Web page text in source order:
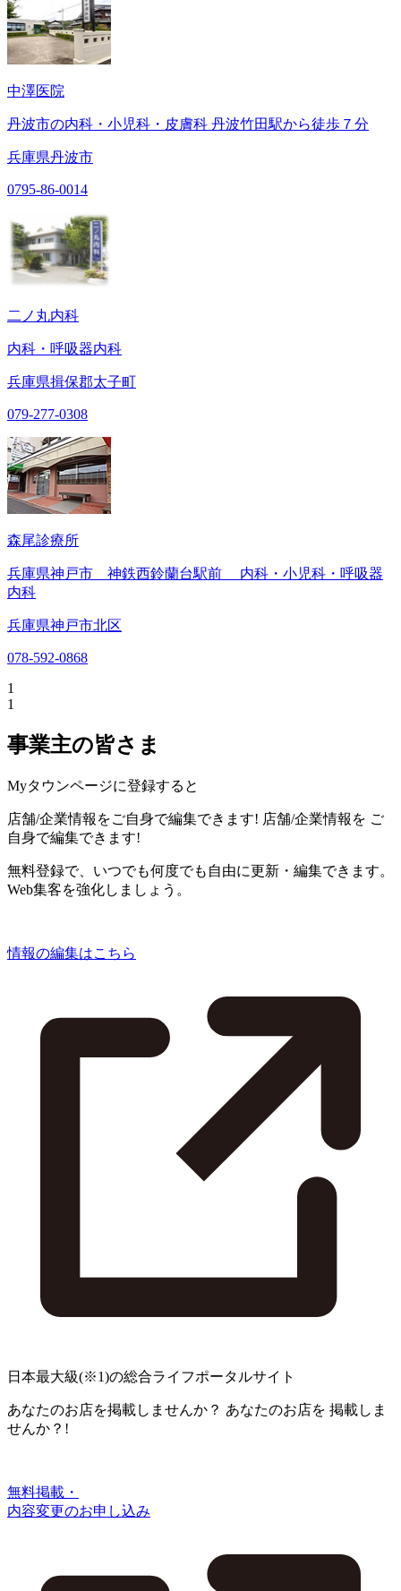
中澤医院
丹波市の内科・小児科・皮膚科 丹波竹田駅から徒歩７分
兵庫県丹波市
0795-86-0014
二ノ丸内科
内科・呼吸器内科
兵庫県揖保郡太子町
079-277-0308
森尾診療所
兵庫県神戸市 神鉄西鈴蘭台駅前 内科・小児科・呼吸器
内科
兵庫県神戸市北区
078-592-0868
1
1
事業主の皆さま
Myタウンページに登録すると
店舗/企業情報をご自身で編集できます! 店舗/企業情報を ご
自身で編集できます!
無料登録で、いつでも何度でも自由に更新・編集できます。
Web集客を強化しましょう。
情報の編集はこちら
日本最大級(※1)の総合ライフポータルサイト
あなたのお店を掲載しませんか？ あなたのお店を 掲載しま
せんか？!
無料掲載・
内容変更のお申し込み